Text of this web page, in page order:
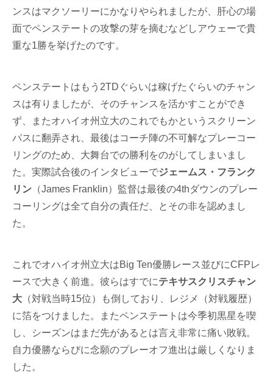
ンスはマクソーリーにかなりやられましたが、肝心の場
面でペンステートの攻撃の芽を摘むなどしアウェーで貴
重な1勝を挙げたのです。
ペンステートはもう2TDぐらいは稼げたぐらいのチャン
スは有りましたが、そのチャンスを活かすことができ
ず、またオハイオ州立大のこれでもかというスクリーン
パスに翻弄され、最後はコーチ陣の不可解なプレーコー
リングのため、大舞台での勝利をのがしてしまいまし
た。実際試合後のインタビューでジェームス・フランク
リン （James Franklin）監督は最後の4thダウンのプレー
コーリングは全て自分の責任だ、とその非を認めまし
た。
これでオハイオ州立大はBig Ten優勝レース並びにCFPレ
ースで大きく前進。彼らはすでにテキサスクリスチャン
大 （対戦当時15位）も倒しており、レジメ（対戦履歴）
に箔をつけました。またペンステートは今季初黒星を喫
し、シーズンはまだ先があるとは言え非常に痛い敗戦。
自力優勝ならびに念願のプレーオフ進出は厳しくなりま
した。